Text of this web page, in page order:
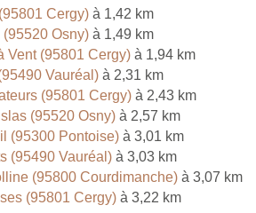
Cergy) à 1,42 km
Osny) à 1,49 km
Vent (95801 Cergy) à 1,94 km
Vauréal) à 2,31 km
(95801 Cergy) à 2,43 km
(95520 Osny) à 2,57 km
(95300 Pontoise) à 3,01 km
(95490 Vauréal) à 3,03 km
(95800 Courdimanche) à 3,07 km
(95801 Cergy) à 3,22 km